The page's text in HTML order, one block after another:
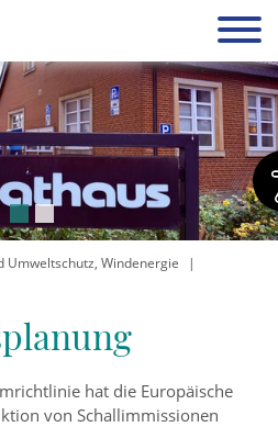
Umweltschutz, Windenergie
hat die Europäische
von Schallimmissionen